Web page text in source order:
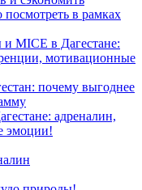
в рамках
MICE в Дагестане:
мотивационные
почему выгоднее
адреналин,
эмоции!